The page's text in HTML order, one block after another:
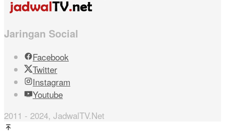
Jaringan Social
Facebook
Twitter
Instagram
Youtube
2011 - 2024, JadwalTV.Net